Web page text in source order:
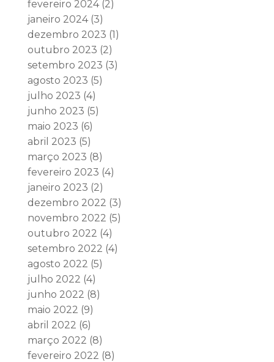
fevereiro 2024(2)
janeiro 2024(3)
dezembro 2023 (1)
outubro 2023 (2)
setembro 2023 (3)
agosto 2023 (5)
julho 2023 (4)
junho 2023 (5)
maio 2023 (6)
abril 2023 (5)
março 2023 (8)
fevereiro 2023 (4)
janeiro 2023 (2)
dezembro 2022 (3)
novembro 2022 (5)
outubro 2022 (4)
setembro 2022 (4)
agosto 2022 (5)
julho 2022 (4)
junho 2022 (8)
maio 2022 (9)
abril 2022 (6)
março 2022 (8)
fevereiro 2022 (8)